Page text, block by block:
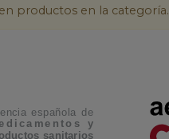
productos en la categoría.